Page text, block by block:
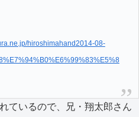
hiroshimahand2014-08-
ているので、兄・翔太郎さん